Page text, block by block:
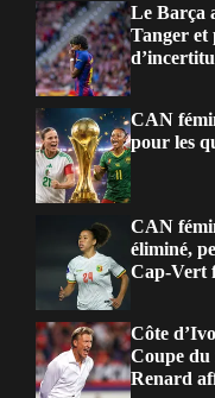
Le Barça
Tanger et
CAN
pour les
CAN
éliminé,
Cap-Vert
Côte
Coupe
Renard